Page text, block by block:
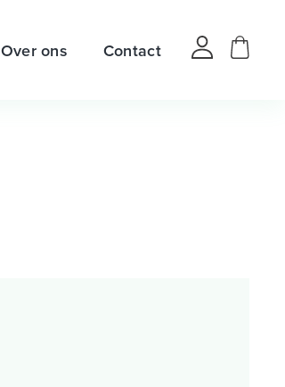
Over ons Contact